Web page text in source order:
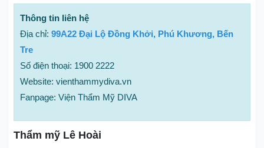
Thông tin liên hệ
Địa chỉ: 99A22 Đại Lộ Đồng Khởi, Phú Khương, Bến
Tre
Số điện thoại: 1900 2222
Website: vienthammydiva.vn
Fanpage: Viện Thẩm Mỹ DIVA
Thẩm mỹ Lê Hoài